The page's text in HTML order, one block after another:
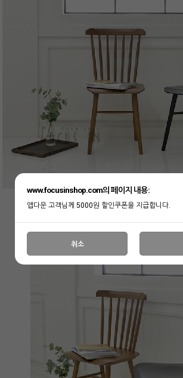
www.focusinshop.com의 페이지 내용:
앱다운 고객님께 5000원 할인쿠폰을 지급합니다.
취소